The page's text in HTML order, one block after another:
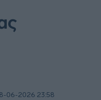
06-2026 23:58